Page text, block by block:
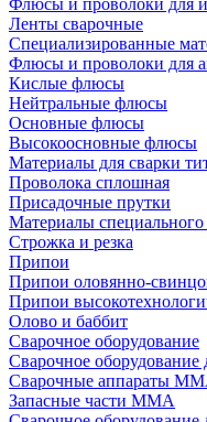
Флюсы и проволоки для
Ленты сварочные
Специализированные
Флюсы и проволоки для
Кислые флюсы
Нейтральные флюсы
Основные флюсы
Высокоосновные флюсы
Материалы для сварки
Проволока сплошная
Присадочные прутки
Материалы специального
Строжка и резка
Припои
Припои оловянно-
Припои
Олово и баббит
Сварочное оборудование
Сварочное оборудование
Сварочные аппараты
Запасные части MMA